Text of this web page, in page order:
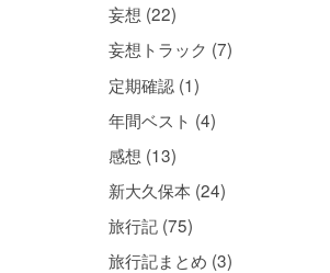
妄想 (22)
妄想トラック (7)
定期確認 (1)
年間ベスト (4)
感想 (13)
新大久保本 (24)
旅行記 (75)
旅行記まとめ (3)